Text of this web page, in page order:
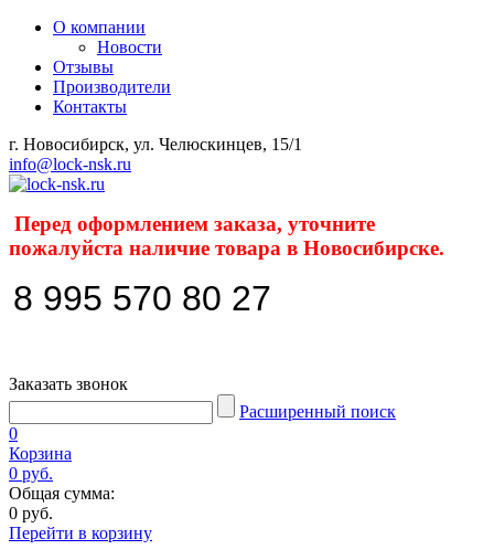
О компании
Новости
Отзывы
Производители
Контакты
г. Новосибирск, ул. Челюскинцев, 15/1
info@lock-nsk.ru
Перед оформлением заказа, уточните
пожалуйста наличие товара в Новосибирске.
8 995 570 80 27
Заказать звонок
Расширенный поиск
0
Корзина
0 руб.
Общая сумма:
0 руб.
Перейти в корзину